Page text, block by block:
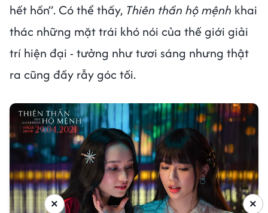
hết hồn”. Có thể thấy, Thiên thần hộ mệnh khai
thác những mặt trái khó nói của thế giới giải
trí hiện đại - tưởng như tươi sáng nhưng thật
ra cũng đầy rẫy góc tối.
×
×